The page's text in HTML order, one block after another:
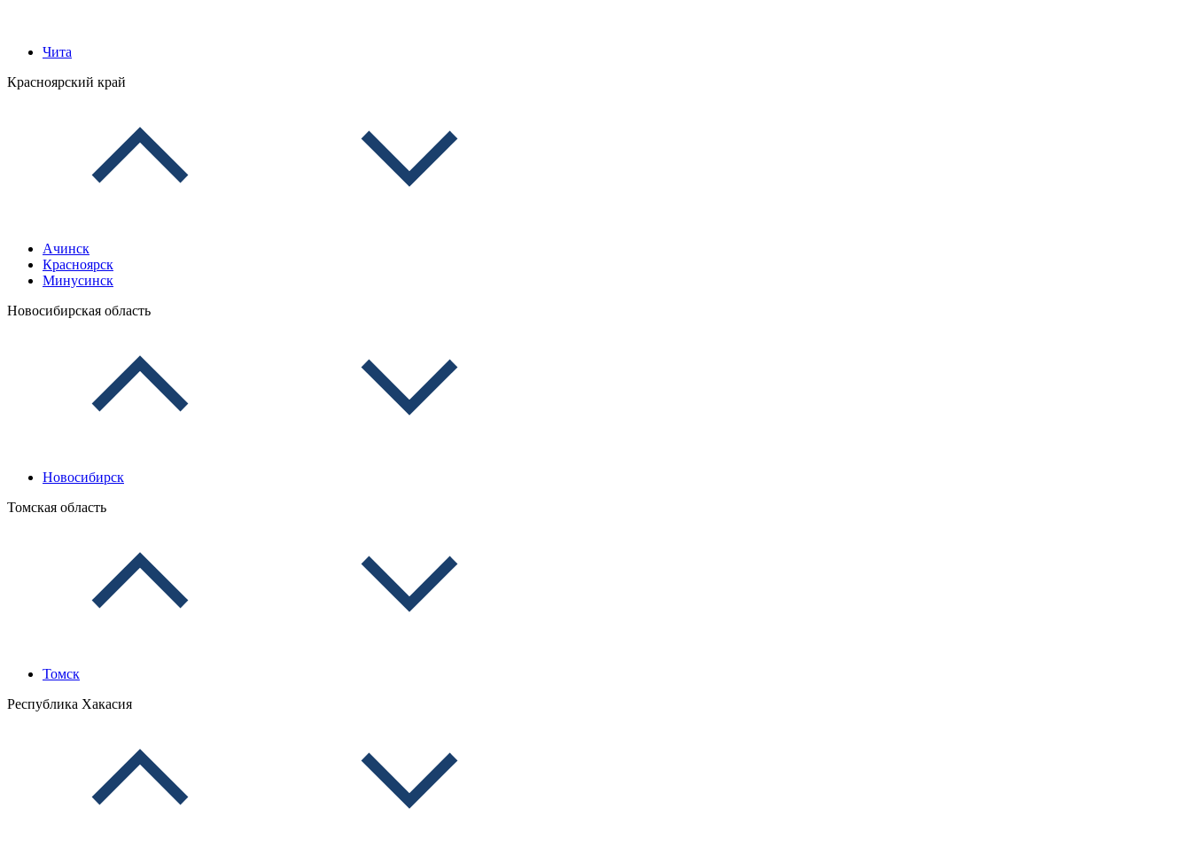
Чита
Красноярский край
Ачинск
Красноярск
Минусинск
Новосибирская область
Новосибирск
Томская область
Томск
Республика Хакасия